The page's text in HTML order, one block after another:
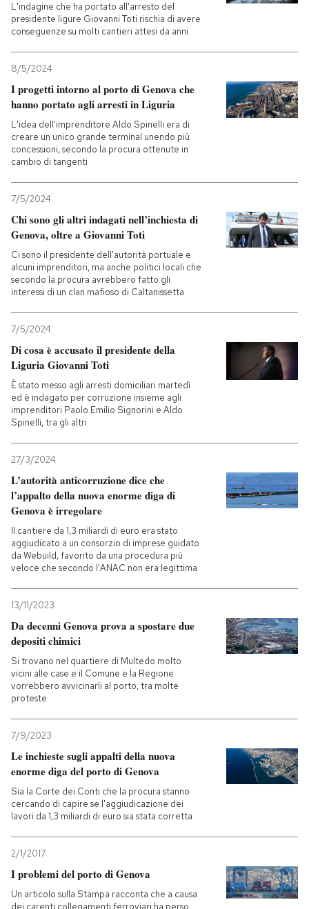
L'indagine che ha portato all'arresto del
presidente ligure Giovanni Toti rischia di avere
conseguenze su molti cantieri attesi da anni
8/5/2024
I progetti intorno al porto di Genova che
hanno portato agli arresti in Liguria
L'idea dell'imprenditore Aldo Spinelli era di
creare un unico grande terminal unendo più
concessioni, secondo la procura ottenute in
cambio di tangenti
7/5/2024
Chi sono gli altri indagati nell’inchiesta di
Genova, oltre a Giovanni Toti
Ci sono il presidente dell'autorità portuale e
alcuni imprenditori, ma anche politici locali che
secondo la procura avrebbero fatto gli
interessi di un clan mafioso di Caltanissetta
7/5/2024
Di cosa è accusato il presidente della
Liguria Giovanni Toti
È stato messo agli arresti domiciliari martedì
ed è indagato per corruzione insieme agli
imprenditori Paolo Emilio Signorini e Aldo
Spinelli, tra gli altri
27/3/2024
L’autorità anticorruzione dice che
l’appalto della nuova enorme diga di
Genova è irregolare
Il cantiere da 1,3 miliardi di euro era stato
aggiudicato a un consorzio di imprese guidato
da Webuild, favorito da una procedura più
veloce che secondo l'ANAC non era legittima
13/11/2023
Da decenni Genova prova a spostare due
depositi chimici
Si trovano nel quartiere di Multedo molto
vicini alle case e il Comune e la Regione
vorrebbero avvicinarli al porto, tra molte
proteste
7/9/2023
Le inchieste sugli appalti della nuova
enorme diga del porto di Genova
Sia la Corte dei Conti che la procura stanno
cercando di capire se l'aggiudicazione dei
lavori da 1,3 miliardi di euro sia stata corretta
2/1/2017
I problemi del porto di Genova
Un articolo sulla Stampa racconta che a causa
dei carenti collegamenti ferroviari ha perso